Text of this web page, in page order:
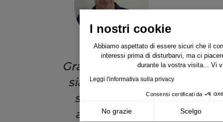
I nostri cookie
Abbiamo aspettato di essere sicuri che il
interessi prima di disturbarvi, ma ci
durante la vostra visita... Vi
Leggi l'informativa sulla privacy
Consensi certificati da
No grazie
Scelgo
Grazie a Lengow,
siamo riusciti a
strutturare e
accelerare la